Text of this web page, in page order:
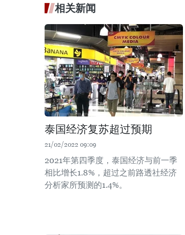
相关新闻
泰国经济复苏超过预期
21/02/2022 09:09
2021年第四季度，泰国经济与前一季
相比增长1.8%，超过之前路透社经济
分析家所预测的1.4%。